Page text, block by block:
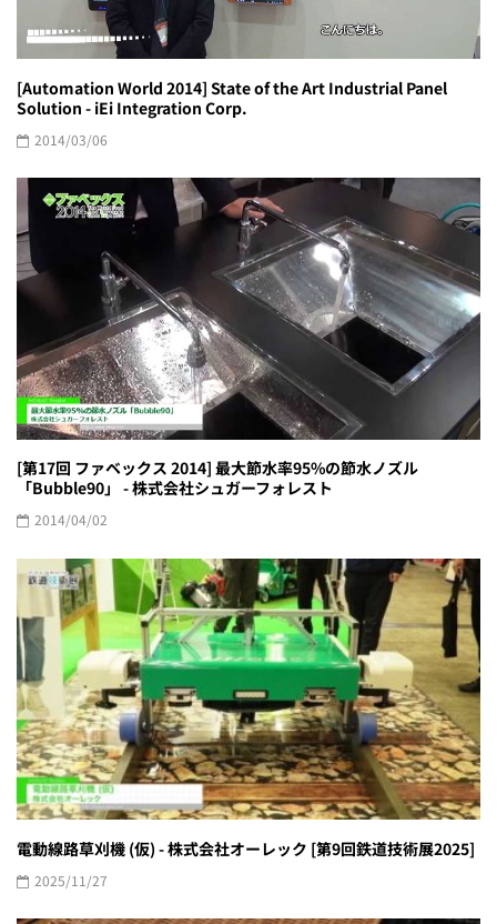
[Automation World 2014] State of the Art Industrial Panel
Solution - iEi Integration Corp.
2014/03/06
[第17回 ファベックス 2014] 最大節水率95%の節水ノズル
「Bubble90」 - 株式会社シュガーフォレスト
2014/04/02
電動線路草刈機 (仮) - 株式会社オーレック [第9回鉄道技術展2025]
2025/11/27